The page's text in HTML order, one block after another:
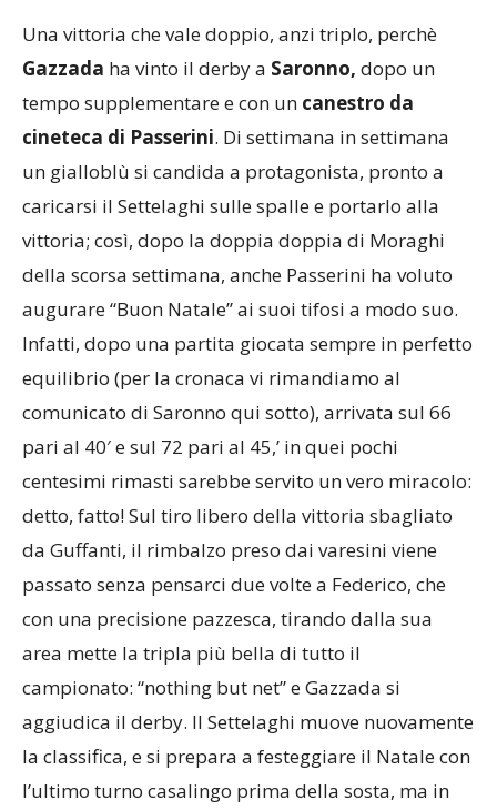
Una vittoria che vale doppio, anzi triplo, perchè
Gazzada ha vinto il derby a Saronno, dopo un
tempo supplementare e con un canestro da
cineteca di Passerini. Di settimana in settimana
un gialloblù si candida a protagonista, pronto a
caricarsi il Settelaghi sulle spalle e portarlo alla
vittoria; così, dopo la doppia doppia di Moraghi
della scorsa settimana, anche Passerini ha voluto
augurare “Buon Natale” ai suoi tifosi a modo suo.
Infatti, dopo una partita giocata sempre in perfetto
equilibrio (per la cronaca vi rimandiamo al
comunicato di Saronno qui sotto), arrivata sul 66
pari al 40′ e sul 72 pari al 45,’ in quei pochi
centesimi rimasti sarebbe servito un vero miracolo:
detto, fatto! Sul tiro libero della vittoria sbagliato
da Guffanti, il rimbalzo preso dai varesini viene
passato senza pensarci due volte a Federico, che
con una precisione pazzesca, tirando dalla sua
area mette la tripla più bella di tutto il
campionato: “nothing but net” e Gazzada si
aggiudica il derby. Il Settelaghi muove nuovamente
la classifica, e si prepara a festeggiare il Natale con
l’ultimo turno casalingo prima della sosta, ma in